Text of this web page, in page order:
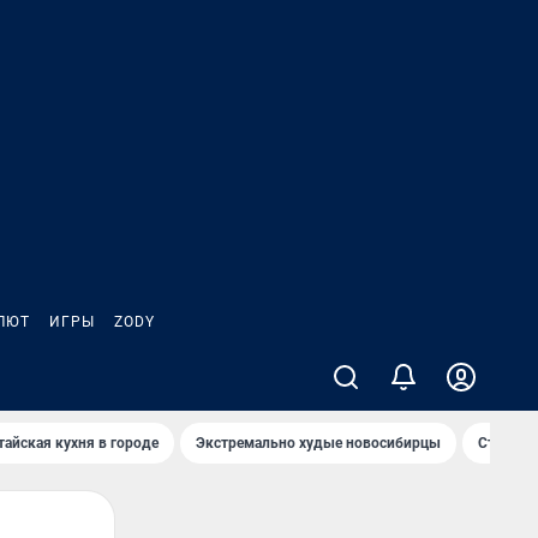
ИГРЫ ZODY
кухня в городе Экстремально худые новосибирцы Старт